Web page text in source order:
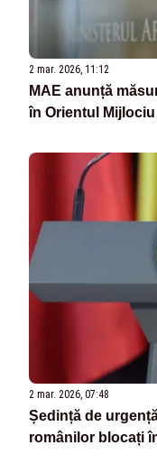
2 mar. 2026, 11:12
MAE anunță
în Orientul Mijlociu
2 mar. 2026, 07:48
Ședință de
românilor blocați